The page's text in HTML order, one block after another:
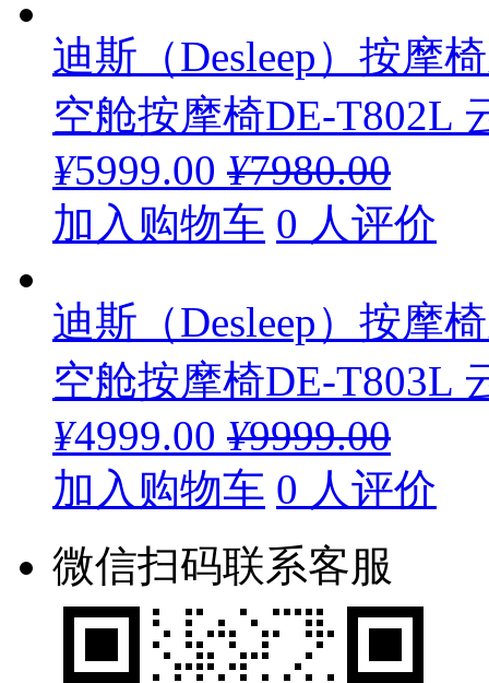
迪斯（Desleep）按摩
空舱按摩椅DE-T802L
¥5999.00 ¥7980.00
加入购物车 0 人评价
迪斯（Desleep）按摩
空舱按摩椅DE-T803L
¥4999.00 ¥9999.00
加入购物车 0 人评价
微信扫码联系客服